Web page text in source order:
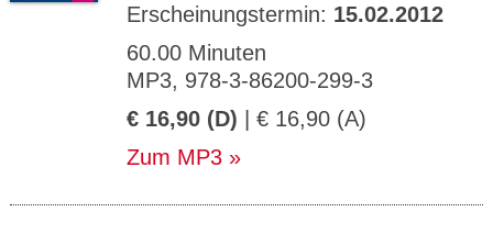
Erscheinungstermin: 15.02.2012
60.00 Minuten
MP3, 978-3-86200-299-3
€ 16,90 (D) | € 16,90 (A)
Zum MP3